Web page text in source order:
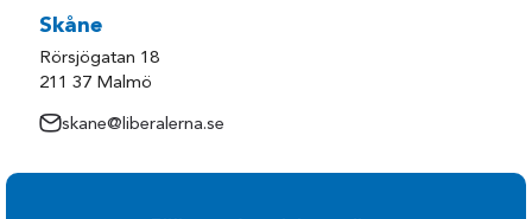
Skåne
Rörsjögatan 18
211 37 Malmö
skane@liberalerna.se